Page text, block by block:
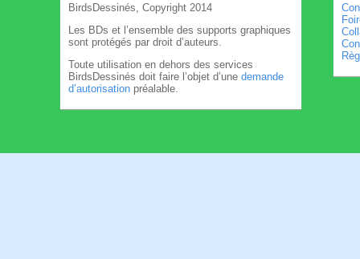
BirdsDessinés, Copyright 2014
Les BDs et l’ensemble des supports graphiques
sont protégés par droit d’auteurs.
Toute utilisation en dehors des services
BirdsDessinés doit faire l’objet d’une demande
d’autorisation préalable.